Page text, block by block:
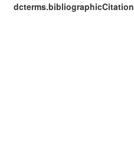
dcterms.bibliographicCitation